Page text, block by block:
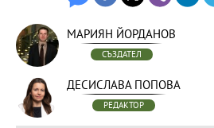
МАРИЯН ЙОРДАНОВ
СЪЗДАТЕЛ
ДЕСИСЛАВА ПОПОВА
РЕДАКТОР